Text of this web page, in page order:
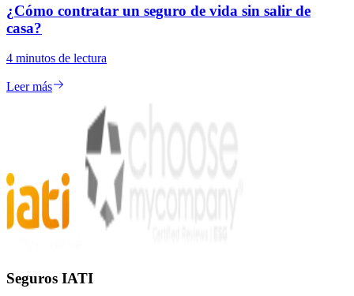
¿Cómo contratar un seguro de vida sin salir de
casa?
4 minutos de lectura
Leer más
Seguros IATI